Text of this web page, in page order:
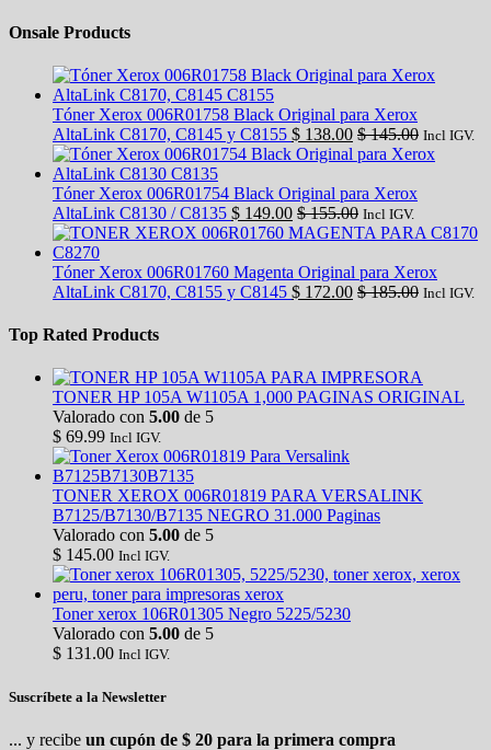
Onsale Products
Tóner Xerox 006R01758 Black Original para Xerox
AltaLink C8170, C8145 y C8155 $ 138.00 $145.00 Incl IGV.
Tóner Xerox 006R01754 Black Original para Xerox
AltaLink C8130 / C8135 $ 149.00 $155.00 Incl IGV.
Tóner Xerox 006R01760 Magenta Original para Xerox
AltaLink C8170, C8155 y C8145 $ 172.00 $185.00 Incl IGV.
Top Rated Products
TONER HP 105A W1105A 1,000 PAGINAS ORIGINAL
Valorado con 5.00 de 5
$ 69.99 Incl IGV.
TONER XEROX 006R01819 PARA VERSALINK
B7125/B7130/B7135 NEGRO 31.000 Paginas
Valorado con 5.00 de 5
$ 145.00 Incl IGV.
Toner xerox 106R01305 Negro 5225/5230
Valorado con 5.00 de 5
$ 131.00 Incl IGV.
Suscríbete a la Newsletter
... y recibe un cupón de $ 20 para la primera compra